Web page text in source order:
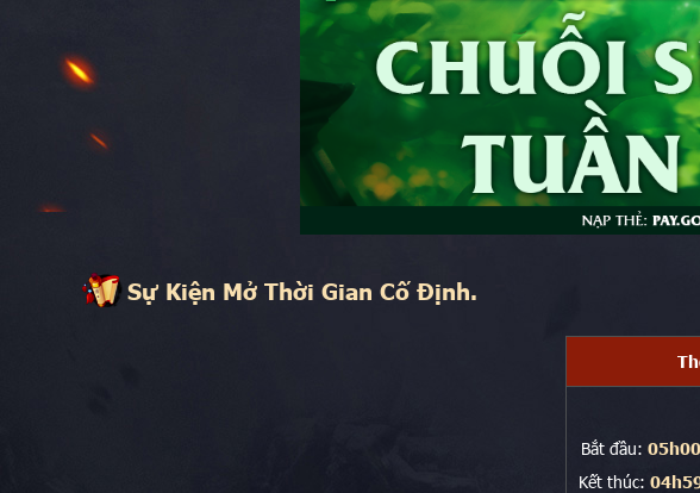
Sự Kiện Mở Thời Gian Cố Định.
Bắt đầu: 05h00
Kết thúc: